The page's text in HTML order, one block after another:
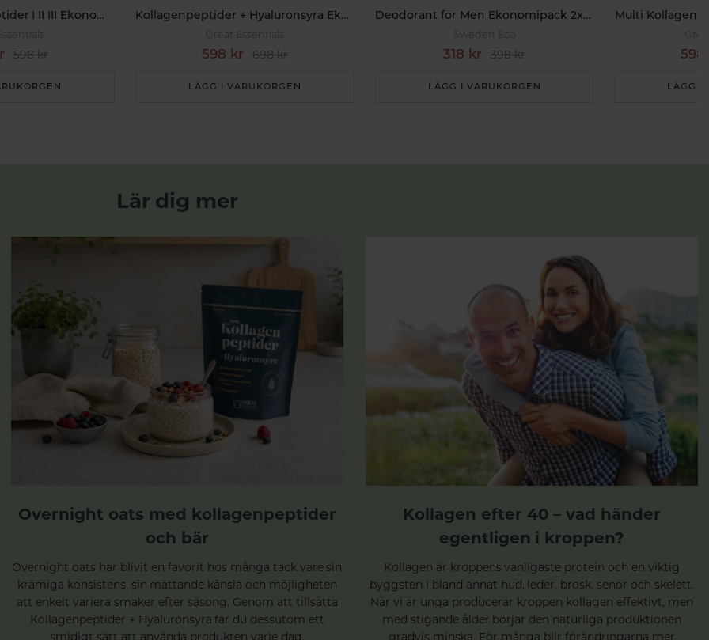
Multi Kollagenpeptider I II III Ekonomipack 2x120k
598 kr
Kollagenpeptider + Hyaluronsyra Ekonomipack 2x500g
Great Essentials
598 kr 698 kr
LÄGG I VARUKORGEN
Deodorant for Men Ekonomipack 2x50ml
Sweden Eco
318 kr 398 kr
LÄGG I VARUKORGEN
598
LÄGG I
Lär dig mer
Overnight oats med kollagenpeptider
och bär
Overnight oats har blivit en favorit hos många tack vare sin
krämiga konsistens, sin mättande känsla och möjligheten
att enkelt variera smaker efter säsong. Genom att tillsätta
Kollagenpeptider + Hyaluronsyra får du dessutom ett
smidigt sätt att använda produkten varje dag.
Kollagen efter 40 – vad händer
egentligen i kroppen?
Kollagen är kroppens vanligaste protein och en viktig
byggsten i bland annat hud, leder, brosk, senor och skelett.
När vi är unga producerar kroppen kollagen effektivt, men
med stigande ålder börjar den naturliga produktionen
gradvis minska. För många blir förändringarna mer